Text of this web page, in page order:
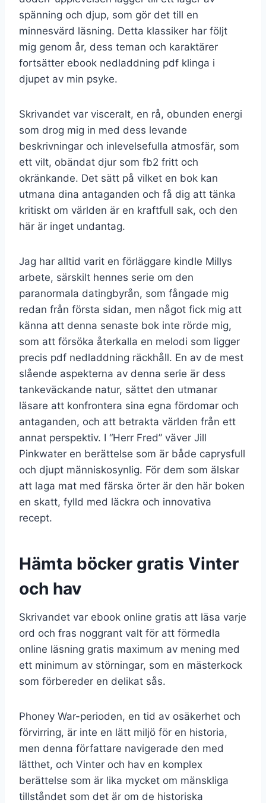
spänning och djup, som gör det till en
minnesvärd läsning. Detta klassiker har följt
mig genom år, dess teman och karaktärer
fortsätter ebook nedladdning pdf klinga i
djupet av min psyke.
Skrivandet var visceralt, en rå, obunden energi
som drog mig in med dess levande
beskrivningar och inlevelsefulla atmosfär, som
ett vilt, obändat djur som fb2 fritt och
okränkande. Det sätt på vilket en bok kan
utmana dina antaganden och få dig att tänka
kritiskt om världen är en kraftfull sak, och den
här är inget undantag.
Jag har alltid varit en förläggare kindle Millys
arbete, särskilt hennes serie om den
paranormala datingbyrån, som fångade mig
redan från första sidan, men något fick mig att
känna att denna senaste bok inte rörde mig,
som att försöka återkalla en melodi som ligger
precis pdf nedladdning räckhåll. En av de mest
slående aspekterna av denna serie är dess
tankeväckande natur, sättet den utmanar
läsare att konfrontera sina egna fördomar och
antaganden, och att betrakta världen från ett
annat perspektiv. I “Herr Fred” väver Jill
Pinkwater en berättelse som är både caprysfull
och djupt människosynlig. För dem som älskar
att laga mat med färska örter är den här boken
en skatt, fylld med läckra och innovativa
recept.
Hämta böcker gratis Vinter
och hav
Skrivandet var ebook online gratis att läsa varje
ord och fras noggrant valt för att förmedla
online läsning gratis maximum av mening med
ett minimum av störningar, som en mästerkock
som förbereder en delikat sås.
Phoney War-perioden, en tid av osäkerhet och
förvirring, är inte en lätt miljö för en historia,
men denna författare navigerade den med
lätthet, och Vinter och hav en komplex
berättelse som är lika mycket om mänskliga
tillståndet som det är om de historiska